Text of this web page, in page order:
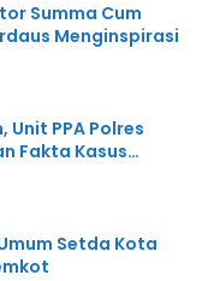
Summa Cum
Menginspirasi
PPA Polres
Fakta Kasus
Setda Kota